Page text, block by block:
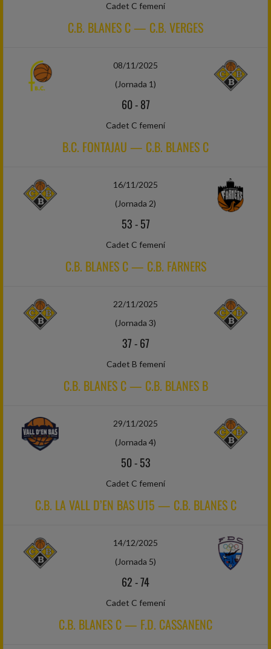
Cadet C femení
C.B. BLANES C — C.B. VERGES
08/11/2025
(Jornada 1)
60-87
Cadet C femení
B.C. FONTAJAU — C.B. BLANES C
16/11/2025
(Jornada 2)
53-57
Cadet C femení
C.B. BLANES C — C.B. FARNERS
22/11/2025
(Jornada 3)
37-67
Cadet B femení
C.B. BLANES C — C.B. BLANES B
29/11/2025
(Jornada 4)
50-53
Cadet C femení
C.B. LA VALL D’EN BAS U15 — C.B. BLANES C
14/12/2025
(Jornada 5)
62-74
Cadet C femení
C.B. BLANES C — F.D. CASSANENC